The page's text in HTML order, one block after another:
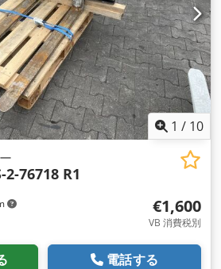
1 / 10
2-76718 R1
€1,600
VB 消費税別
電話する